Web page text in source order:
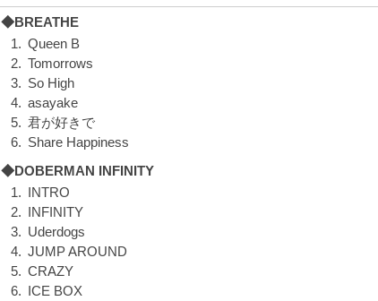
◆BREATHE
1. Queen B
2. Tomorrows
3. So High
4. asayake
5. 君が好きで
6. Share Happiness
◆DOBERMAN INFINITY
1. INTRO
2. INFINITY
3. Uderdogs
4. JUMP AROUND
5. CRAZY
6. ICE BOX